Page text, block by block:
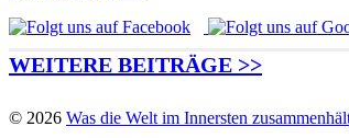
WEITERE BEITRÄGE >>
© 2026 Was die Welt im Innersten